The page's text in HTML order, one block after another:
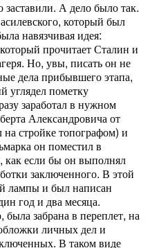
заставили. А дело было так.
который был
навязчивая идея:
прочитает Сталин и
Но, увы, писать он не
дела прибывшего этапа,
углядел пометку
заработал в нужном
Александровича от
стройке топографом) и
он поместил в
как если бы он выполнял
заключенного. В этой
лампы и был написан
год и два месяца.
была забрана в переплет, на
личных дел и
В таком виде